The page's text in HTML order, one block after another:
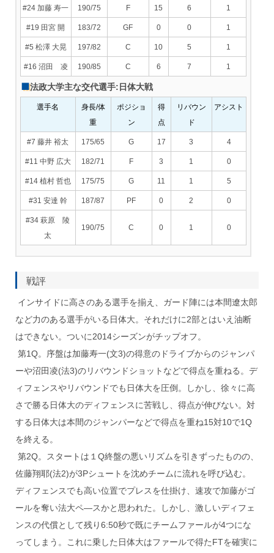
#24 加藤 寿一 190/75 F 15 6 1
#19 田宮 開 183/72 GF 0 0 1
#5 松澤 大晃 197/82 C 10 5 1
#16 沼田 凌 190/85 C 6 7 1
法政大学主な交代選手:日体大戦
選手名
身長/体
重
ポジショ
ン
得
点
リバウン
ド
アシスト
#7 藤井 裕太 175/65 G 17 3 4
#11 中野 広大 182/71 F 3 1 0
#14 植村 哲也 175/75 G 11 1 5
#31 安達 幹 187/87 PF 0 2 0
#34 萩原 陵
太
190/75 C 0 1 0
戦評
インサイドに高さのある選手を揃え、ガード陣には本間遼太郎
など力のある選手がいる日体大。それだけに2部とはいえ油断
はできない。ついに2014シーズンがチップオフ。
第1Q。序盤は加藤寿一(文3)の得意のドライブからのジャンパ
ーや沼田凌(法3)のリバウンドショットなどで得点を重ねる。デ
ィフェンスやリバウンドでも日体大を圧倒。しかし、徐々に高
さで勝る日体大のディフェンスに苦戦し、得点が伸びない。対
する日体大は本間のジャンパーなどで得点を重ね15対10で1Q
を終える。
第2Q。スタートは１Q終盤の悪いリズムを引きずったものの、
佐藤翔耶(法2)が3Pシュートを沈めチームに流れを呼び込む。
ディフェンスでも高い位置でプレスを仕掛け、速攻で加藤がゴ
ールを奪い法大ペ―スかと思われた。しかし、激しいディフェ
ンスの代償として残り6:50秒で既にチームファールが4つにな
ってしまう。これに乗した日体大はファールで得たFTを確実に